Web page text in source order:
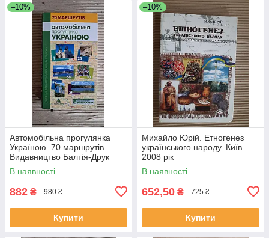
–10%
Автомобільна прогулянка
Україною. 70 маршрутів.
Видавництво Балтія-Друк
В наявності
882 ₴ 980 ₴
Купити
–10%
Михайло Юрій. Етногенез
українського народу. Київ
2008 рік
В наявності
652,50 ₴ 725 ₴
Купити